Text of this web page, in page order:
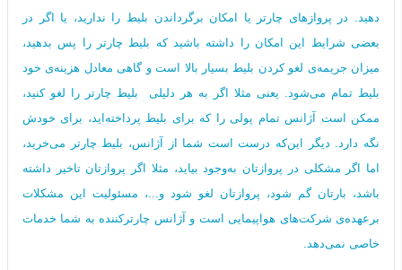
دهید. در پروازهای چارتر یا امکان برگرداندن بلیط را ندارید، یا اگر در
بعضی شرایط این امکان را داشته باشید که بلیط چارتر را پس بدهید،
میزان جریمه‌ی لغو کردن بلیط بسیار بالا است و گاهی معادل هزینه‌ی خود
بلیط تمام می‌شود. یعنی مثلا اگر به هر دلیلی بلیط چارتر را لغو کنید،
ممکن است آژانس تمام پولی را که برای بلیط پرداخته‌اید، برای خودش
نگه‌ دارد. دیگر این‌که درست است شما از آژانس، بلیط چارتر می‌خرید،
اما اگر مشکلی در پروازتان به‌وجود بیاید، مثلا اگر پروازتان تاخیر داشته
باشد، بارتان گم شود، پروازتان لغو شود و...، مسئولیت این مشکلات
برعهده‌ی شرکت‌های هواپیمایی است و آژانس چارترکننده به شما خدمات
خاصی نمی‌دهد.